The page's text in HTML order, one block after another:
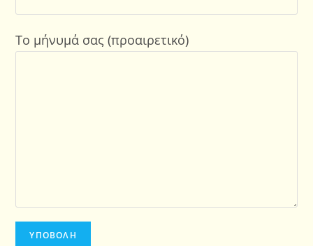
Το μήνυμά σας (προαιρετικό)